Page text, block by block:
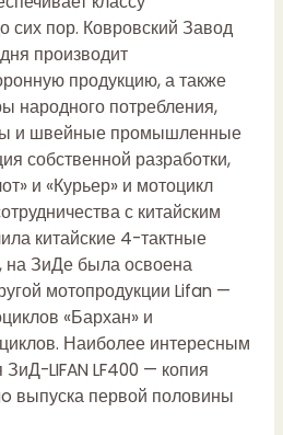
сих пор. Ковровский Завод
производит
продукцию, а также
народного потребления,
и швейные промышленные
собственной разработки,
и «Курьер» и мотоцикл
с китайским
китайские 4-тактные
на ЗиДе была освоена
мотопродукции Lifan —
«Бархан» и
Наиболее интересным
LIFAN LF400 — копия
выпуска первой половины